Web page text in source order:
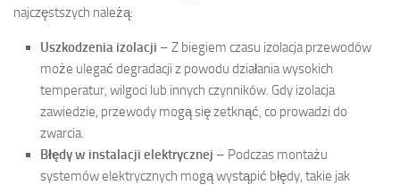
najczęstszych należą:
Uszkodzenia izolacji – Z biegiem czasu izolacja przewodów
może ulegać degradacji z powodu działania wysokich
temperatur, wilgoci lub innych czynników. Gdy izolacja
zawiedzie, przewody mogą się zetknąć, co prowadzi do
zwarcia.
Błędy w instalacji elektrycznej – Podczas montażu
systemów elektrycznych mogą wystąpić błędy, takie jak